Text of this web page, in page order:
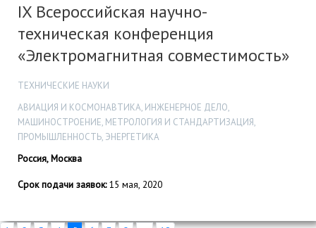
IX Всероссийская научно-
техническая конференция
«Электромагнитная совместимость»
ТЕХНИЧЕСКИЕ НАУКИ
АВИАЦИЯ И КОСМОНАВТИКА, ИНЖЕНЕРНОЕ ДЕЛО,
МАШИНОСТРОЕНИЕ, МЕТРОЛОГИЯ И СТАНДАРТИЗАЦИЯ,
ПРОМЫШЛЕННОСТЬ, ЭНЕРГЕТИКА
Россия, Москва
Срок подачи заявок:15 мая, 2020